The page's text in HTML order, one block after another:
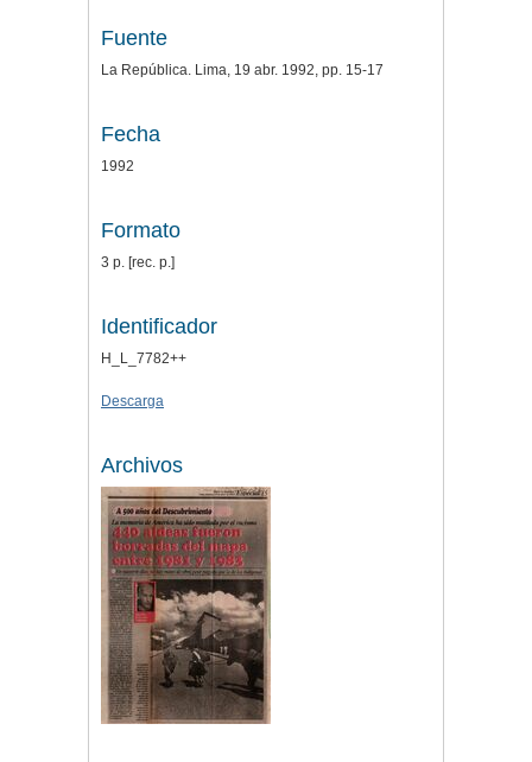
Fuente
La República. Lima, 19 abr. 1992, pp. 15-17
Fecha
1992
Formato
3 p. [rec. p.]
Identificador
H_L_7782++
Descarga
Archivos